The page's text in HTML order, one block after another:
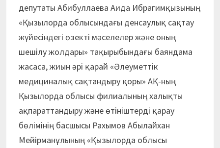
депутаты Абибуллаева Аида Ибрагимқызының
«Қызылорда облысындағы денсаулық сақтау
жүйесіндегі өзекті мәселелер және оның
шешілу жолдары» тақырыбындағы баяндама
жасаса, жиын әрi қарай «Әлеуметтік
медициналық сақтандыру қоры» АҚ-ның
Қызылорда облысы филиалының халықты
ақпараттандыру және өтініштерді қарау
бөлімінің басшысы Рахымов Абылайхан
Мейірманұлының «Қызылорда облысы